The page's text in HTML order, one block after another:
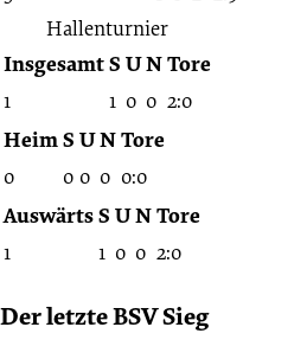
Hallenturnier
InsgesamtS UNTore
1 1 0 0 2:0
HeimS UNTore
0 0 0 0 0:0
AuswärtsS UNTore
1 1 0 0 2:0
Der letzte BSV Sieg